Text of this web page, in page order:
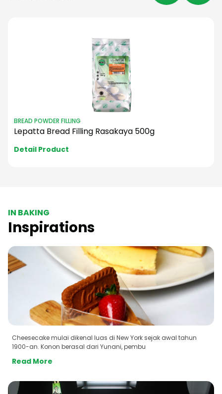
BREAD POWDER FILLING
Lepatta Bread Filling Rasakaya 500g
Detail Product
IN BAKING
Inspirations
Cheesecake mulai dikenal luas di New York sejak awal tahun
1900-an. Konon berasal dari Yunani, pembu
Read More